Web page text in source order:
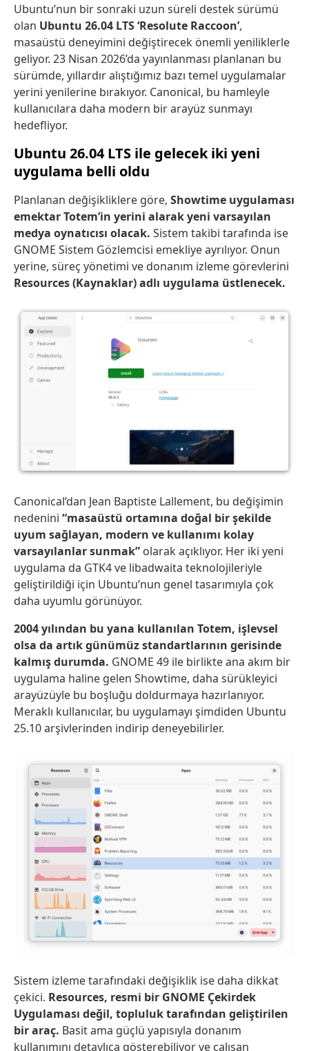
Ubuntu’nun bir sonraki uzun süreli destek sürümü
olan Ubuntu 26.04 LTS ‘Resolute Raccoon’,
masaüstü deneyimini değiştirecek önemli yeniliklerle
geliyor. 23 Nisan 2026’da yayınlanması planlanan bu
sürümde, yıllardır alıştığımız bazı temel uygulamalar
yerini yenilerine bırakıyor. Canonical, bu hamleyle
kullanıcılara daha modern bir arayüz sunmayı
hedefliyor.
Ubuntu 26.04 LTS ile gelecek iki yeni
uygulama belli oldu
Planlanan değişikliklere göre, Showtime uygulaması
emektar Totem’in yerini alarak yeni varsayılan
medya oynatıcısı olacak. Sistem takibi tarafında ise
GNOME Sistem Gözlemcisi emekliye ayrılıyor. Onun
yerine, süreç yönetimi ve donanım izleme görevlerini
Resources (Kaynaklar) adlı uygulama üstlenecek.
Canonical’dan Jean Baptiste Lallement, bu değişimin
nedenini “masaüstü ortamına doğal bir şekilde
uyum sağlayan, modern ve kullanımı kolay
varsayılanlar sunmak” olarak açıklıyor. Her iki yeni
uygulama da GTK4 ve libadwaita teknolojileriyle
geliştirildiği için Ubuntu’nun genel tasarımıyla çok
daha uyumlu görünüyor.
2004 yılından bu yana kullanılan Totem, işlevsel
olsa da artık günümüz standartlarının gerisinde
kalmış durumda. GNOME 49 ile birlikte ana akım bir
uygulama haline gelen Showtime, daha sürükleyici
arayüzüyle bu boşluğu doldurmaya hazırlanıyor.
Meraklı kullanıcılar, bu uygulamayı şimdiden Ubuntu
25.10 arşivlerinden indirip deneyebilirler.
Sistem izleme tarafındaki değişiklik ise daha dikkat
çekici. Resources, resmi bir GNOME Çekirdek
Uygulaması değil, topluluk tarafından geliştirilen
bir araç. Basit ama güçlü yapısıyla donanım
kullanımını detaylıca gösterebiliyor ve çalışan